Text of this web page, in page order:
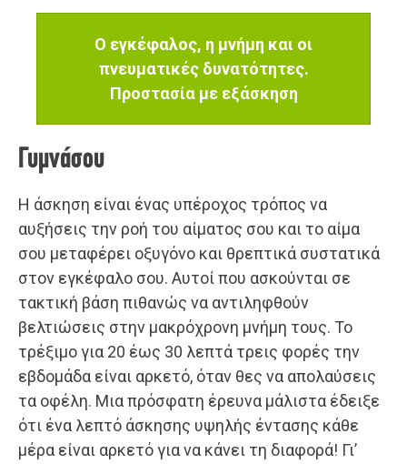
Ο εγκέφαλος, η μνήμη και οι
πνευματικές δυνατότητες.
Προστασία με εξάσκηση
Γυμνάσου
Η άσκηση είναι ένας υπέροχος τρόπος να
αυξήσεις την ροή του αίματος σου και το αίμα
σου μεταφέρει οξυγόνο και θρεπτικά συστατικά
στον εγκέφαλο σου. Αυτοί που ασκούνται σε
τακτική βάση πιθανώς να αντιληφθούν
βελτιώσεις στην μακρόχρονη μνήμη τους. Το
τρέξιμο για 20 έως 30 λεπτά τρεις φορές την
εβδομάδα είναι αρκετό, όταν θες να απολαύσεις
τα οφέλη. Μια πρόσφατη έρευνα μάλιστα έδειξε
ότι ένα λεπτό άσκησης υψηλής έντασης κάθε
μέρα είναι αρκετό για να κάνει τη διαφορά! Γι’